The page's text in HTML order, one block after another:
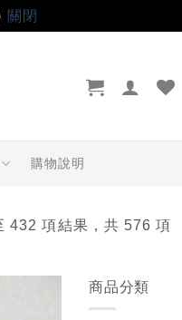
關閉
購物說明
432 項結果，共 576 項
商品分類